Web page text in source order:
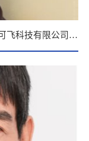
飞科技有限公司技